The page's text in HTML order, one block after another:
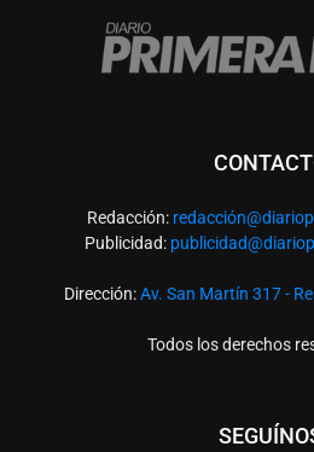
Redacción: redacció
Publicidad:
Dirección:Av. San Martín 317 -
Todos los derechos